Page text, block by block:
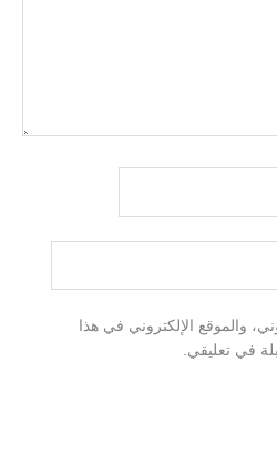
والموقع الإلكتروني في هذا
في تعليقي.